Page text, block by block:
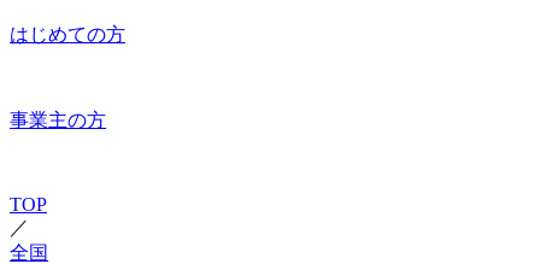
はじめての方
事業主の方
TOP
／
全国